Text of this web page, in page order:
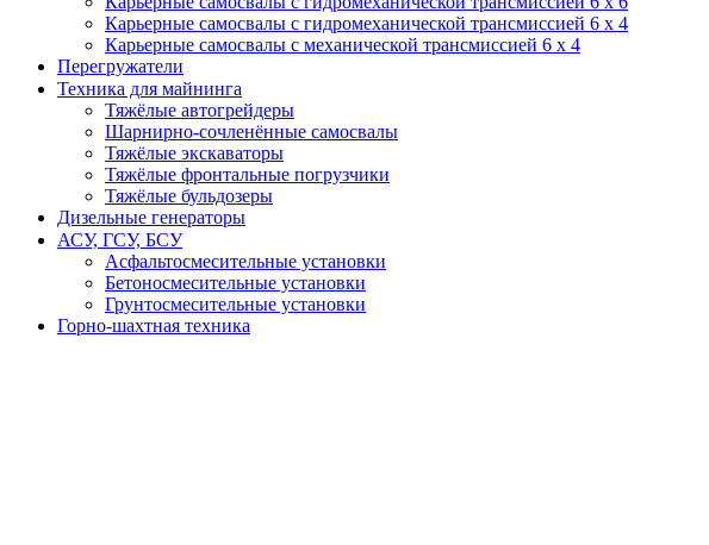
Карьерные самосвалы с гидромеханической трансмиссией 6 х 4
Карьерные самосвалы с механической трансмиссией 6 х 4
Перегружатели
Техника для майнинга
Тяжёлые автогрейдеры
Шарнирно-сочленённые самосвалы
Тяжёлые экскаваторы
Тяжёлые фронтальные погрузчики
Тяжёлые бульдозеры
Дизельные генераторы
АСУ, ГСУ, БСУ
Асфальтосмесительные установки
Бетоносмесительные установки
Грунтосмесительные установки
Горно-шахтная техника